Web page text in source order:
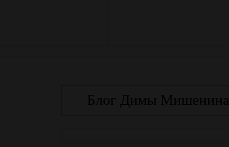
Блог Димы Мишенина